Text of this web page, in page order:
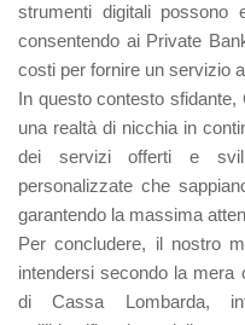
strumenti digitali possono
consentendo ai Private
costi per fornire un servizio
In questo contesto
una realtà di nicchia in
dei servizi offerti e
personalizzate che
garantendo la massima
Per concludere, il nostro
intendersi secondo la mera
di Cassa Lombarda,